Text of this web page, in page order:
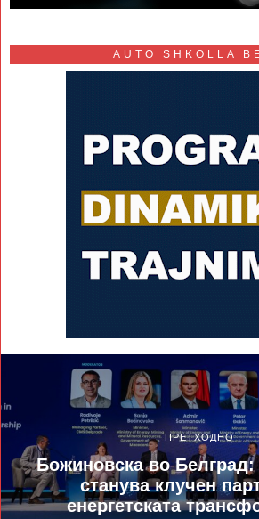
AUTO SHKOLLA
ПРЕТХОДНО
Божиновска во Белград:
станува клучен
енергетската